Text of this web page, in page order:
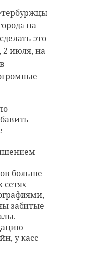
на
это
2 июля, на
больше
сетях
забитые
у касс
Школы
Ковалев
удара
ушах,
в глазах
сделать в
рядом с
–
еды и
курьерам
на
делал
– 28 и
в
свое